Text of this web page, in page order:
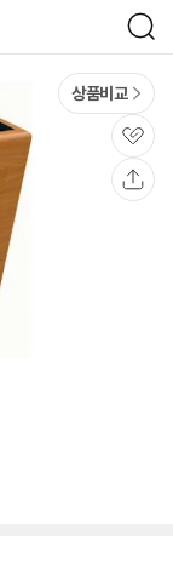
검
색
상품비교
관
심